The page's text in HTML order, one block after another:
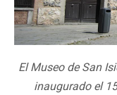
El Museo de San
inaugurado el